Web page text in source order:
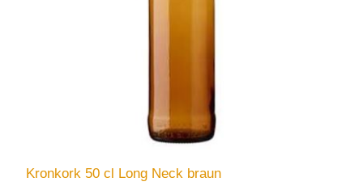
Kronkork 50 cl Long Neck braun